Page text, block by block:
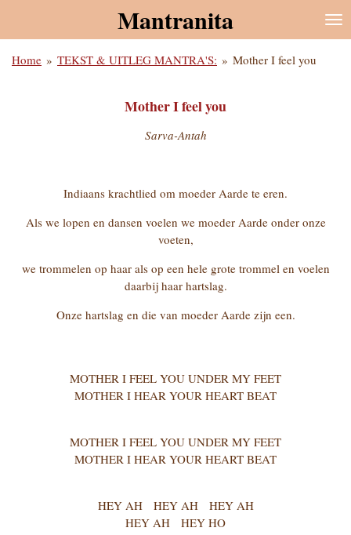
de
Mantranita
Home » TEKST & UITLEG MANTRA'S: » Mother I feel you
Mother I feel you
Sarva-Antah
Indiaans krachtlied om moeder Aarde te eren.
Als we lopen en dansen voelen we moeder Aarde onder onze
voeten,
we trommelen op haar als op een hele grote trommel en voelen
daarbij haar hartslag.
Onze hartslag en die van moeder Aarde zijn een.
MOTHER I FEEL YOU UNDER MY FEET
MOTHER I HEAR YOUR HEART BEAT
MOTHER I FEEL YOU UNDER MY FEET
MOTHER I HEAR YOUR HEART BEAT
HEY AH HEY AH HEY AH
HEY AH HEY HO